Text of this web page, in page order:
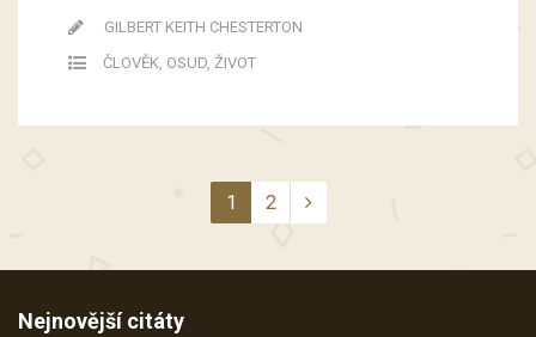
GILBERT KEITH CHESTERTON
ČLOVĚK, OSUD, ŽIVOT
1 2
Nejnovější citáty